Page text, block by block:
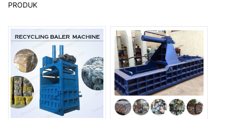
PRODUK